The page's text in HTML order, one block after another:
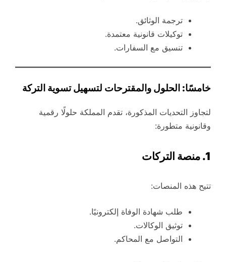
ترجمة الوثائق.
توكيلات قانونية معتمدة.
تنسيق مع السفارات.
خامسًا: الحلول والمقترحات لتسهيل تسوية التركة
لتجاوز التحديات المذكورة، تقدم المملكة حلولًا رقمية
وقانونية متطورة:
1. منصة التركات
تتيح هذه المنصات:
طلب شهادة الوفاة إلكترونيًا.
توثيق الوكالات.
التواصل مع المحاكم.